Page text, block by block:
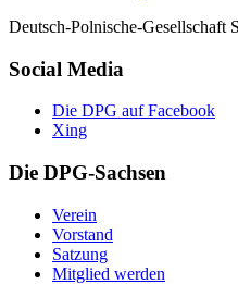
Deutsch-Polnische-Gesellschaft
Social Media
Die DPG auf Facebook
Xing
Die DPG-Sachsen
Verein
Vorstand
Satzung
Mitglied werden